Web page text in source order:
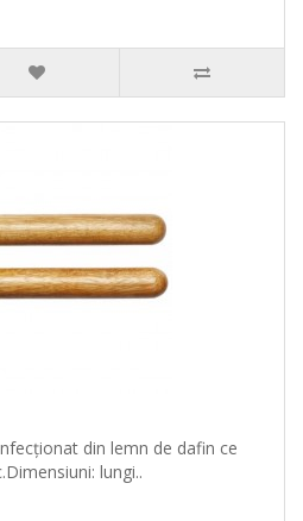
din lemn de dafin ce
lungi..